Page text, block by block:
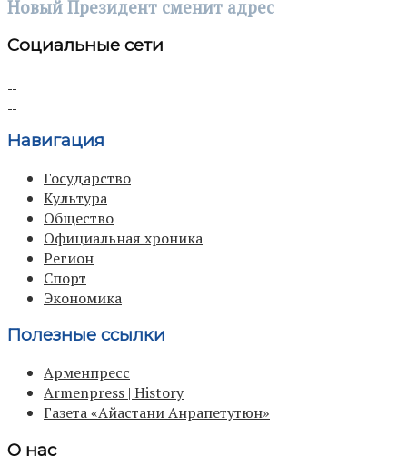
Новый Президент сменит адрес
Социальные сети
Навигация
Государство
Культура
Общество
Официальная хроника
Регион
Спорт
Экономика
Полезные ссылки
Арменпресс
Armenpress | History
Газета «Айастани Анрапетутюн»
О нас